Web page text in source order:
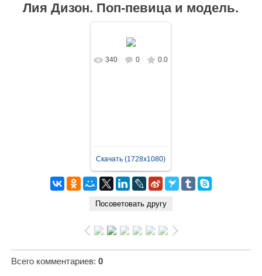
Лия Дизон. Поп-певица и модель.
В реальном
340 0 0.0
Скачать (1728x1080)
Всего комментариев: 0